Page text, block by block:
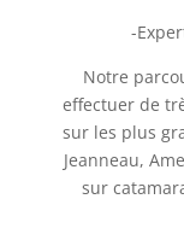
-
Notre
effectuer de
sur les plus
Jeanneau,
sur